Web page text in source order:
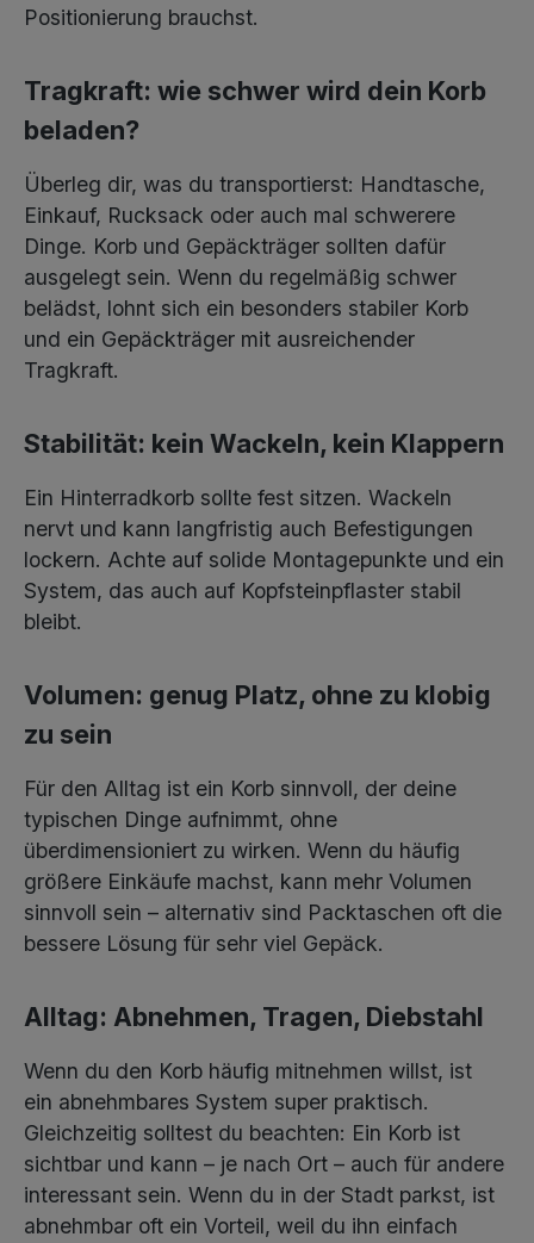
Positionierung brauchst.
Tragkraft: wie schwer wird dein Korb
beladen?
Überleg dir, was du transportierst: Handtasche,
Einkauf, Rucksack oder auch mal schwerere
Dinge. Korb und Gepäckträger sollten dafür
ausgelegt sein. Wenn du regelmäßig schwer
belädst, lohnt sich ein besonders stabiler Korb
und ein Gepäckträger mit ausreichender
Tragkraft.
Stabilität: kein Wackeln, kein Klappern
Ein Hinterradkorb sollte fest sitzen. Wackeln
nervt und kann langfristig auch Befestigungen
lockern. Achte auf solide Montagepunkte und ein
System, das auch auf Kopfsteinpflaster stabil
bleibt.
Volumen: genug Platz, ohne zu klobig
zu sein
Für den Alltag ist ein Korb sinnvoll, der deine
typischen Dinge aufnimmt, ohne
überdimensioniert zu wirken. Wenn du häufig
größere Einkäufe machst, kann mehr Volumen
sinnvoll sein – alternativ sind Packtaschen oft die
bessere Lösung für sehr viel Gepäck.
Alltag: Abnehmen, Tragen, Diebstahl
Wenn du den Korb häufig mitnehmen willst, ist
ein abnehmbares System super praktisch.
Gleichzeitig solltest du beachten: Ein Korb ist
sichtbar und kann – je nach Ort – auch für andere
interessant sein. Wenn du in der Stadt parkst, ist
abnehmbar oft ein Vorteil, weil du ihn einfach